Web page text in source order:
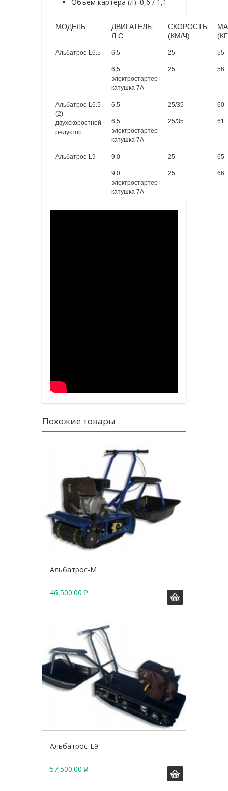
МОДЕЛЬ
ДВИГАТЕЛЬ,
Л.С.
СКОРОСТЬ
(КМ/Ч)
Альбатрос-L6.5 6.5 25 55
6,5
электростартер
катушка 7А
25 56
Альбатрос-L6.5
(2)
двухскоростной
редуктор
6.5 25/35 60
6,5
электростартер
катушка 7А
25/35 61
Альбатрос-L9 9.0 25 65
9.0
электростартер
катушка 7А
25 66
Похожие товары
Альбатрос-М
46,500.00 Р
Альбатрос-L9
57,500.00 Р